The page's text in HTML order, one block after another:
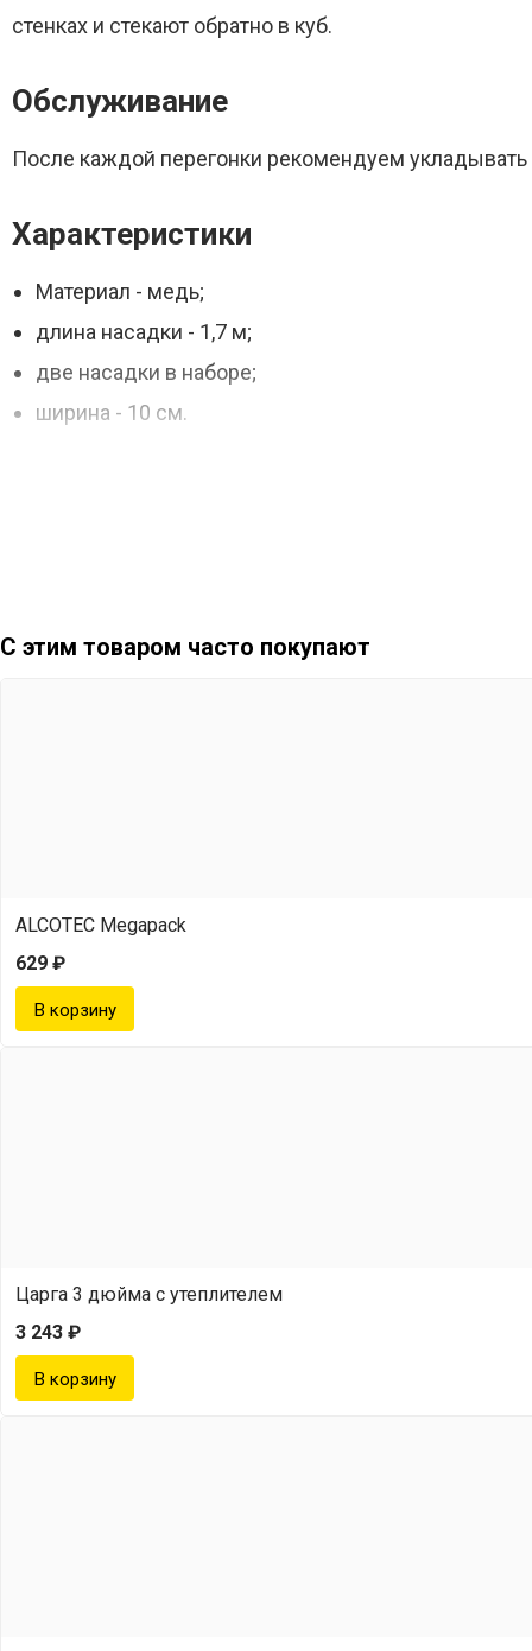
стенках и стекают обратно в куб.
Обслуживание
После каждой перегонки рекомендуем
Характеристики
Материал - медь;
длина насадки - 1,7 м;
две насадки в наборе;
ширина - 10 см.
С этим товаром часто покупают
ALCOTEC Megapack
629 ₽
Царга 3 дюйма с утеплителем
3 243 ₽